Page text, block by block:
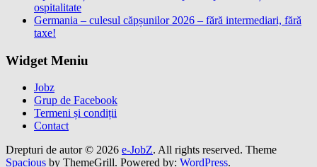
ospitalitate
Germania – culesul căpșunilor 2026 – fără intermediari, fără
taxe!
Widget Meniu
Jobz
Grup de Facebook
Termeni și condiții
Contact
Drepturi de autor © 2026 e-JobZ. All rights reserved. Theme
Spacious by ThemeGrill. Powered by: WordPress.